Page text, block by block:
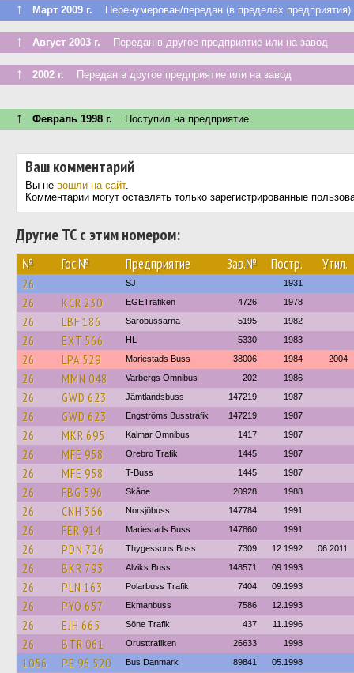
↑ Март 2009 г. Перенумерован/передан (в пределах предприятия)
↑ Август 2003 г. Передан в другое предприятие или на завод
↑ 2002 г. Передан в другое предприятие или на завод
↑ Февраль 1998 г. Поступил на предприятие
Ваш комментарий
Вы не вошли на сайт.
Комментарии могут оставлять только зарегистрированные
Другие ТС с этим номером:
№ Гос.№ Предприятие Зав.№ Постр. Утил.
26 SJ 1931
26 KCR 230 EGETrafiken 4726 1978
26 LBF 186 Säröbussarna 5195 1982
26 EXT 566 HL 5330 1983
26 LPA 529 Mariestads Buss 38006 1984 2004
26 MMN 048 Varbergs Omnibus 202 1986
26 GWD 623 Jämtlandsbuss 147219 1987
26 GWD 623 Engströms Busstrafik 147219 1987
26 MKR 695 Kalmar Omnibus 1417 1987
26 MFE 958 Örebro Trafik 1445 1987
26 MFE 958 T-Buss 1445 1987
26 FBG 596 Skåne 20928 1988
26 CNH 366 Norsjöbuss 147784 1991
26 FER 914 Mariestads Buss 147860 1991
26 PDN 726 Thygessons Buss 7309 12.1992 06.2011
26 BKR 793 Alviks Buss 148571 09.1993
26 PLN 163 Polarbuss Trafik 7404 09.1993
26 PYO 657 Ekmanbuss 7586 12.1993
26 EJH 665 Söne Trafik 437 11.1996
26 BTR 061 Orusttrafiken 26633 1998
1056 PE 96 520 Bus Danmark 89841 05.1998